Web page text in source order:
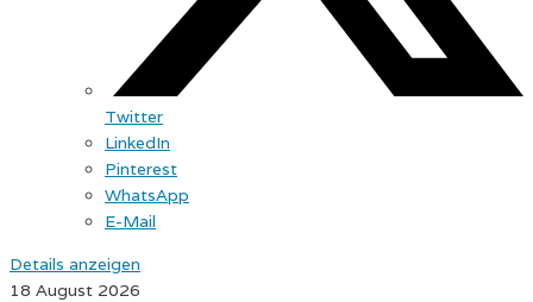
Twitter
LinkedIn
Pinterest
WhatsApp
E-Mail
Details anzeigen
18 August 2026